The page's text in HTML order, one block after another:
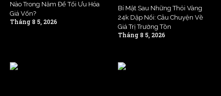
Nào Trong Năm Để Tối Ưu Hóa
Giá Vốn?
Tháng 8 5, 2026
Bí Mật Sau Những Thỏi Vàng
24k Dập Nổi: Câu Chuyện Về
Giá Trị Trường Tồn
Tháng 8 5, 2026